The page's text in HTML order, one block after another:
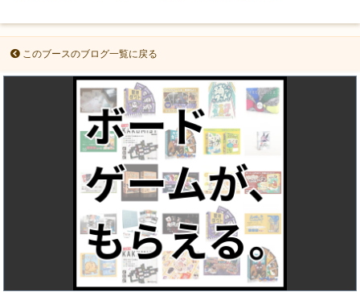
このブースのブログ一覧に戻る